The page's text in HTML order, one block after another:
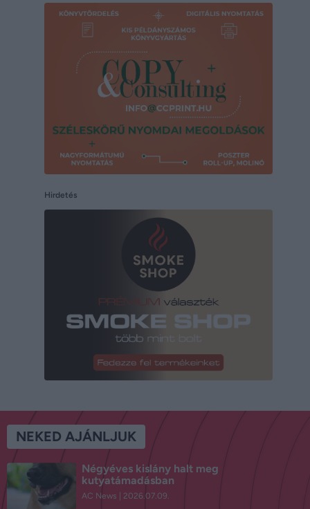
Hirdetés
NEKED AJÁNLJUK
Négyéves kislány halt meg
kutyatámadásban
AC News 2026.07.09.